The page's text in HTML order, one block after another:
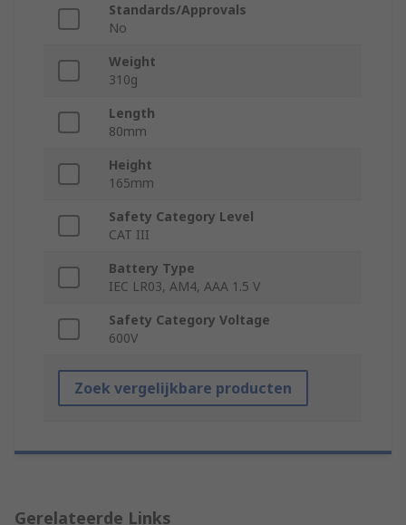
Standards/Approvals
No
Weight
310g
Length
80mm
Height
165mm
Safety Category Level
CAT III
Battery Type
IEC LR03, AM4, AAA 1.5 V
Safety Category Voltage
600V
Zoek vergelijkbare producten
Gerelateerde Links